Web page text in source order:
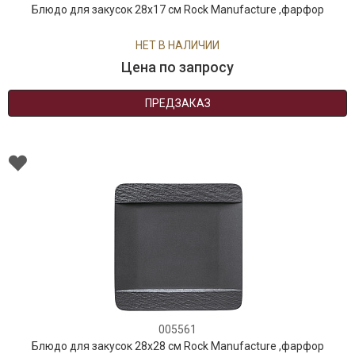
Текстиль
Бренды
Блюдо для закусок 28x17 см Rock Manufacture ,фарфор
НЕТ В НАЛИЧИИ
Цена по запросу
ПРЕДЗАКАЗ
005561
Блюдо для закусок 28x28 см Rock Manufacture ,фарфор